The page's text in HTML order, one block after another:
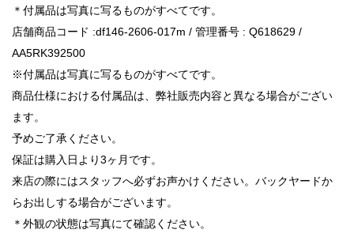
＊付属品は写真に写るものがすべてです。
店舗商品コード :df146-2606-017m / 管理番号 : Q618629 /
AA5RK392500
※付属品は写真に写るものがすべてです。
商品仕様における付属品は、弊社販売内容と異なる場合がござい
ます。
予めご了承ください。
保証は購入日より3ヶ月です。
来店の際にはスタッフへ必ずお声かけください。バックヤードか
らお出しする場合がございます。
＊外観の状態は写真にて確認ください。